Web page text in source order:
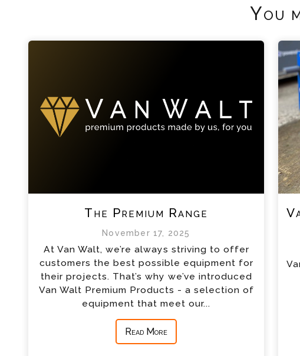
You
The Premium Range
November 17, 2025
At Van Walt, we’re always striving to offer
customers the best possible equipment for
their projects. That’s why we’ve introduced
Van Walt Premium Products - a selection of
equipment that meet our...
Read More